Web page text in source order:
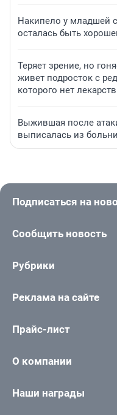
Накипело у младшей
осталась быть
Теряет зрение, но
живет подросток с
которого нет лекарств
Выжившая после
выписалась из
Подписаться на
Сообщить новость
Рубрики
Реклама на сайте
Прайс-лист
О компании
Наши награды